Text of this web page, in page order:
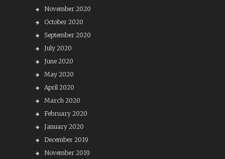
November 2020
October 2020
September 2020
July 2020
June 2020
May 2020
April 2020
March 2020
February 2020
January 2020
December 2019
November 2019